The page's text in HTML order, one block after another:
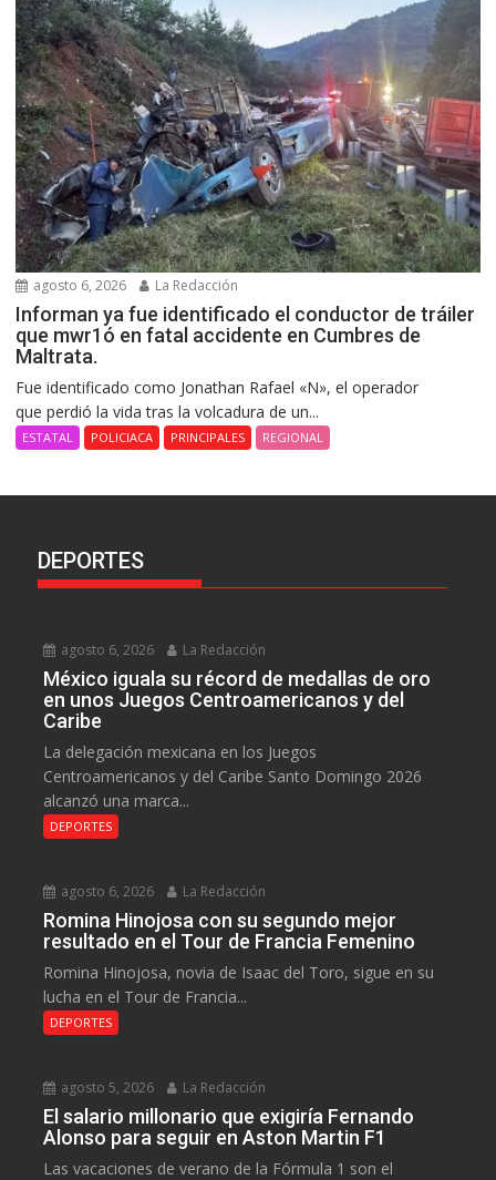
agosto 6, 2026 La Redacción
Informan ya fue identificado el conductor de tráiler
que mwr1ó en fatal accidente en Cumbres de
Maltrata.
Fue identificado como Jonathan Rafael «N», el operador
que perdió la vida tras la volcadura de un...
ESTATAL POLICIACA PRINCIPALES REGIONAL
DEPORTES
agosto 6, 2026 La Redacción
México iguala su récord de medallas de oro
en unos Juegos Centroamericanos y del
Caribe
La delegación mexicana en los Juegos
Centroamericanos y del Caribe Santo Domingo 2026
alcanzó una marca...
DEPORTES
agosto 6, 2026 La Redacción
Romina Hinojosa con su segundo mejor
resultado en el Tour de Francia Femenino
Romina Hinojosa, novia de Isaac del Toro, sigue en su
lucha en el Tour de Francia...
DEPORTES
agosto 5, 2026 La Redacción
El salario millonario que exigiría Fernando
Alonso para seguir en Aston Martin F1
Las vacaciones de verano de la Fórmula 1 son el